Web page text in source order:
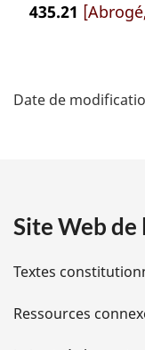
435.21
é
i
l
s
Date de
Site Web
Textes
Ressources